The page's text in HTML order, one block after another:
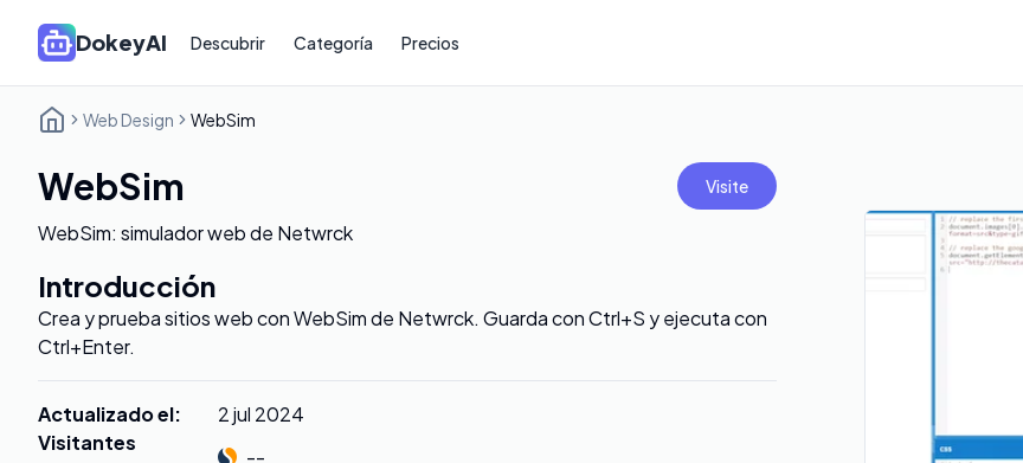
DokeyAI Descubrir Categoría Precios
Web Design WebSim
WebSim Visite
WebSim: simulador web de Netwrck
Introducción
Crea y prueba sitios web con WebSim de Netwrck. Guarda con Ctrl+S y ejecuta con
Ctrl+Enter.
Actualizado el:
2 jul 2024
Visitantes
--